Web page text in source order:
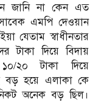
জানি না কেন এত
এমপি দেওয়ান
যেতাম স্বাধীনতার
টাকা দিয়ে বিদায়
২০ টাকা দিয়ে
বড় হয়ে এলাকা কে
অনেক বড় ছিল।